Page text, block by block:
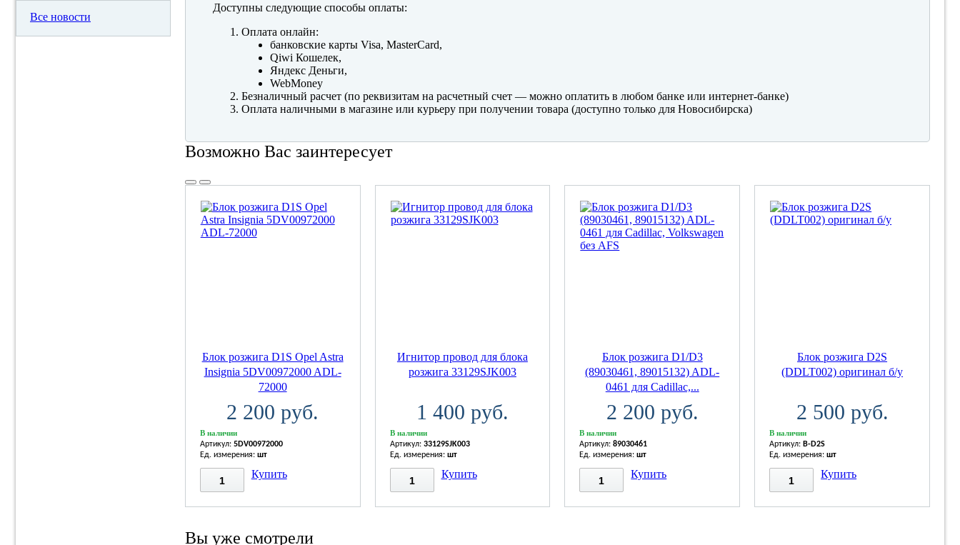
Доступны следующие способы оплаты:
Оплата онлайн:
банковские карты Visa, MasterCard,
Qiwi Кошелек,
Яндекс Деньги,
WebMoney
Безналичный расчет (по реквизитам на расчетный счет — можно оплатить в любом банке или интернет-банке)
Оплата наличными в магазине или курьеру при получении товара (доступно только для Новосибирска)
Возможно Вас заинтересует
Блок розжига D1S Opel Astra
Insignia 5DV00972000 ADL-
72000
2 200 руб.
В наличии
Артикул: 5DV00972000
Ед. измерения: шт
Купить
Игнитор провод для блока
розжига 33129SJK003
1 400 руб.
В наличии
Артикул: 33129SJK003
Ед. измерения: шт
Купить
Блок розжига D1/D3
(89030461, 89015132) ADL-
0461 для Cadillac,...
2 200 руб.
В наличии
Артикул:89030461
Ед. измерения:шт
Купить
Блок розжига D2S
(DDLT002) оригинал б/у
2 500 руб.
В наличии
Артикул: B-D2S
Ед. измерения:шт
Купить
Вы уже смотрели
Все новости